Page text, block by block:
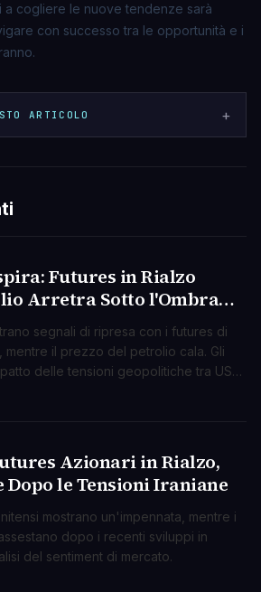
a cogliere le nuove tendenze sarà
con successo tra le opportunità e i
ARTICOLO +
Futures in Rialzo
Arretra Sotto l'Ombra
Iran
segnali di ripresa con i futures di
mentre il prezzo del petrolio cala. Gli
delle tensioni geopolitiche tra USA
Azionari in Rialzo,
le Tensioni Iraniane
mostrano un'impennata, mentre i
dopo i recenti sviluppi in
del sentiment di mercato.